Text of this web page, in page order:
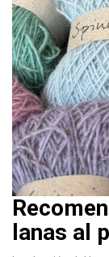
lanas al